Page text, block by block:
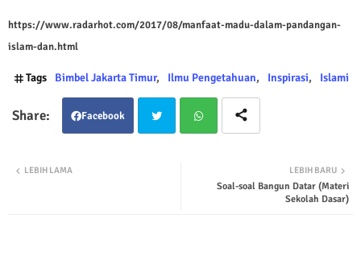
https://www.radarhot.com/2017/08/manfaat-madu-dalam-pandangan-
islam-dan.html
Tags Bimbel Jakarta Timur Ilmu Pengetahuan Inspirasi Islami
Facebook
LEBIH BARU
Soal-soal Bangun Datar (Materi
Sekolah Dasar)
LEBIH LAMA